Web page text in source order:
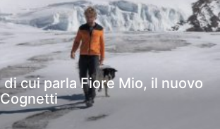
di cui parla Fiore Mio, il nuovo